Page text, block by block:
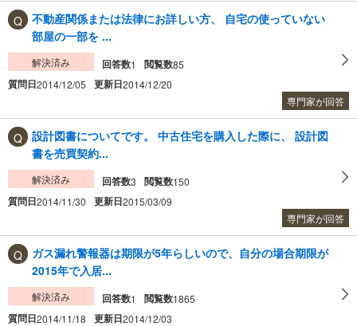
不動産関係または法律にお詳しい方、 自宅の使っていない
部屋の一部を ...
解決済み 回答数1 閲覧数85
質問日2014/12/05 更新日2014/12/20
専門家が回答
設計図書についてです。 中古住宅を購入した際に、 設計図
書を売買契約...
解決済み 回答数3 閲覧数150
質問日2014/11/30 更新日2015/03/09
専門家が回答
ガス漏れ警報器は期限が5年らしいので、自分の場合期限が
2015年で入居...
解決済み 回答数1 閲覧数1865
質問日2014/11/18 更新日2014/12/03